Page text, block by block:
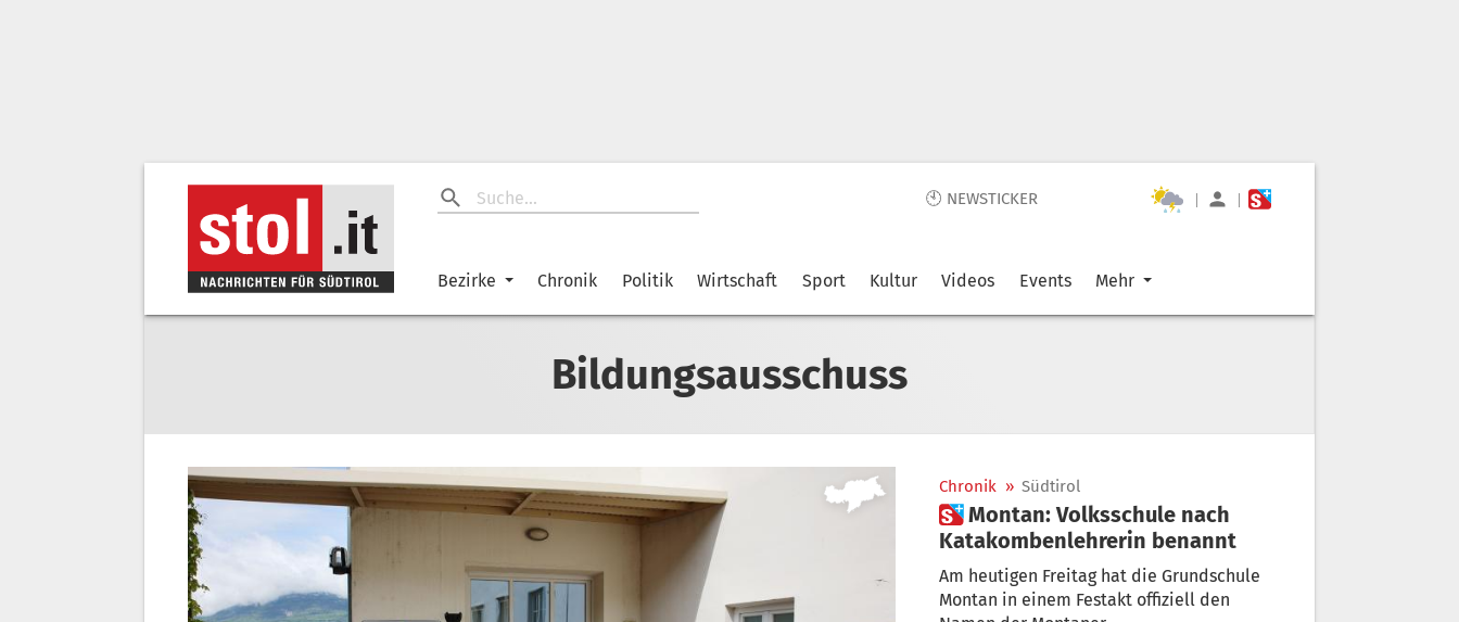
🕙 NEWSTICKER | |
Bezirke Chronik Politik Wirtschaft Sport Kultur Videos Events Mehr
Bildungsausschuss
Chronik » Südtirol
 Montan: Volksschule nach
Katakombenlehrerin benannt
Am heutigen Freitag hat die Grundschule
Montan in einem Festakt offiziell den